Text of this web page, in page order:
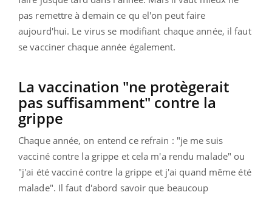
pas remettre à demain ce qu el'on peut faire
aujourd'hui. Le virus se modifiant chaque année, il faut
se vacciner chaque année également.
La vaccination "ne protègerait
pas suffisamment" contre la
grippe
Chaque année, on entend ce refrain : "je me suis
vacciné contre la grippe et cela m'a rendu malade" ou
"j'ai été vacciné contre la grippe et j'ai quand même été
malade". Il faut d'abord savoir que beaucoup